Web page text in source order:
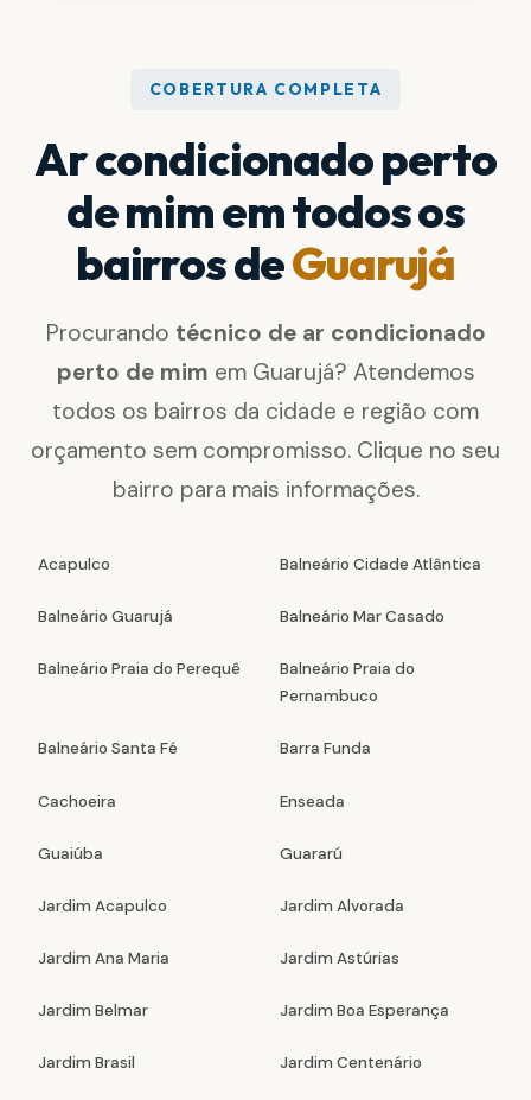
COBERTURA COMPLETA
Ar condicionado perto
de mim em todos os
bairros deGuarujá
Procurando técnico de ar condicionado
perto de mim em Guarujá? Atendemos
todos os bairros da cidade e região com
orçamento sem compromisso. Clique no seu
bairro para mais informações.
Acapulco Balneário Cidade Atlântica
Balneário Guarujá Balneário Mar Casado
Balneário Praia do Perequê
Balneário Praia do
Pernambuco
Balneário Santa Fé Barra Funda
Cachoeira Enseada
Guaiúba Guararú
Jardim Acapulco Jardim Alvorada
Jardim Ana Maria Jardim Astúrias
Jardim Belmar Jardim Boa Esperança
Jardim Brasil Jardim Centenário